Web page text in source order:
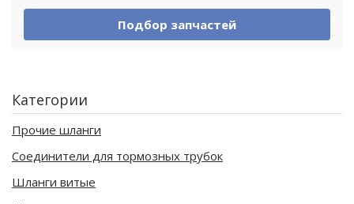
Подбор запчастей
Категории
Прочие шланги
Соединители для тормозных трубок
Шланги витые